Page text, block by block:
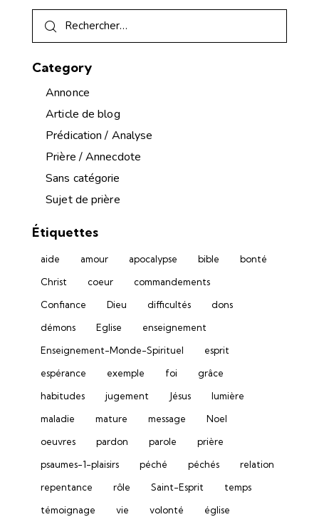
Category
Annonce
Article de blog
Prédication / Analyse
Prière / Annecdote
Sans catégorie
Sujet de prière
Étiquettes
aide amour apocalypse bible
bonté
Christ
coeur
commandements
Confiance
Dieu difficultés
dons
démons
Eglise
enseignement
Enseignement-Monde-Spirituel
esprit
espérance
exemple foi
grâce
habitudes
jugement Jésus
lumière
maladie
mature message
Noel
oeuvres
pardon parole
prière
psaumes-1-plaisirs
péché péchés
relation
repentance
rôle Saint-Esprit
temps
témoignage
vie volonté église